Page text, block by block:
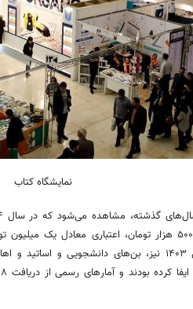
نمایشگاه کتاب
حالی است که در سال ۱۴۰۳ نیز، بن‌های